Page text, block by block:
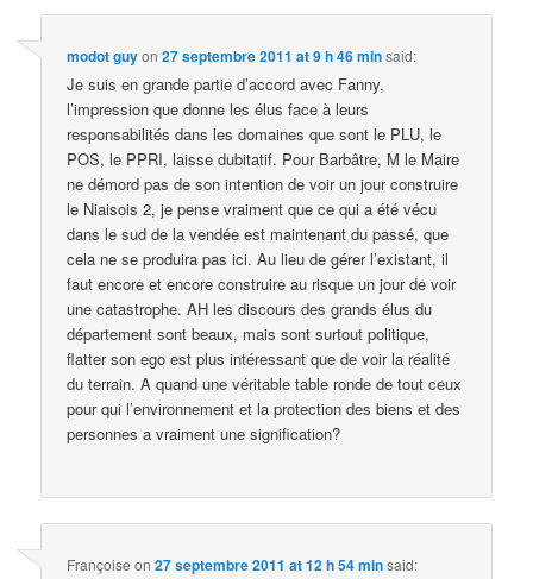
modot guyon27 septembre 2011 at 9 h 46 minsaid:
Je suis en grande partie d’accord avec Fanny,
l’impression que donne les élus face à leurs
responsabilités dans les domaines que sont le PLU, le
POS, le PPRI, laisse dubitatif. Pour Barbâtre, M le Maire
ne démord pas de son intention de voir un jour construire
le Niaisois 2, je pense vraiment que ce qui a été vécu
dans le sud de la vendée est maintenant du passé, que
cela ne se produira pas ici. Au lieu de gérer l’existant, il
faut encore et encore construire au risque un jour de voir
une catastrophe. AH les discours des grands élus du
département sont beaux, mais sont surtout politique,
flatter son ego est plus intéressant que de voir la réalité
du terrain. A quand une véritable table ronde de tout ceux
pour qui l’environnement et la protection des biens et des
personnes a vraiment une signification?
Françoise on27 septembre 2011 at 12 h 54 minsaid: